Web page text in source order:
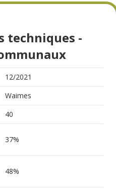
techniques -
12/2021
Waimes
40
37%
48%